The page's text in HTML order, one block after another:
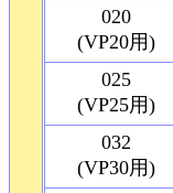
020
(VP20用)
025
(VP25用)
032
(VP30用)